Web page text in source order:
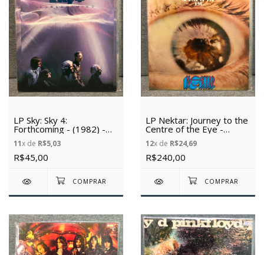
LP Sky: Sky 4:
Forthcoming - (1982) -
(Vinil Usado)
11x de R$5,03
R$45,00
LP Nektar: Journey to the
Centre of the Eye -
(1974) - (Vinil Usado)
12x de R$24,69
R$240,00